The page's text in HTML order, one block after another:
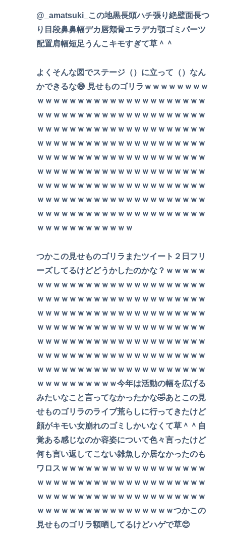
@_amatsuki_この地黒長頭ハチ張り絶壁面長つ
り目段鼻鼻幅デカ唇頬骨エラデカ顎ゴミパーツ
配置肩幅短足うんこキモすぎて草＾＾
よくそんな図でステージ（）に立って（）なん
かできるな😅 見せものゴリラｗｗｗｗｗｗｗｗ
ｗｗｗｗｗｗｗｗｗｗｗｗｗｗｗｗｗｗｗｗｗ
ｗｗｗｗｗｗｗｗｗｗｗｗｗｗｗｗｗｗｗｗｗ
ｗｗｗｗｗｗｗｗｗｗｗｗｗｗｗｗｗｗｗｗｗ
ｗｗｗｗｗｗｗｗｗｗｗｗｗｗｗｗｗｗｗｗｗ
ｗｗｗｗｗｗｗｗｗｗｗｗｗｗｗｗｗｗｗｗｗ
ｗｗｗｗｗｗｗｗｗｗｗｗｗｗｗｗｗｗｗｗｗ
ｗｗｗｗｗｗｗｗｗｗｗｗｗｗｗｗｗｗｗｗｗ
ｗｗｗｗｗｗｗｗｗｗｗｗｗｗｗｗｗｗｗｗｗ
ｗｗｗｗｗｗｗｗｗｗｗｗｗｗｗｗｗｗｗｗｗ
ｗｗｗｗｗｗｗｗｗｗｗｗ
つかこの見せものゴリラまたツイート２日フリ
ーズしてるけどどうかしたのかな？ｗｗｗｗｗ
ｗｗｗｗｗｗｗｗｗｗｗｗｗｗｗｗｗｗｗｗｗ
ｗｗｗｗｗｗｗｗｗｗｗｗｗｗｗｗｗｗｗｗｗ
ｗｗｗｗｗｗｗｗｗｗｗｗｗｗｗｗｗｗｗｗｗ
ｗｗｗｗｗｗｗｗｗｗｗｗｗｗｗｗｗｗｗｗｗ
ｗｗｗｗｗｗｗｗｗｗｗｗｗｗｗｗｗｗｗｗｗ
ｗｗｗｗｗｗｗｗｗｗｗｗｗｗｗｗｗｗｗｗｗ
ｗｗｗｗｗｗｗｗｗｗｗｗｗｗｗｗｗｗｗｗｗ
ｗｗｗｗｗｗｗｗｗｗ今年は活動の幅を広げる
みたいなこと言ってなかったかな🤣あとこの見
せものゴリラのライブ荒らしに行ってきたけど
顔がキモい女崩れのゴミしかいなくて草＾＾自
覚ある感じなのか容姿について色々言ったけど
何も言い返してこない雑魚しか居なかったのも
ワロスｗｗｗｗｗｗｗｗｗｗｗｗｗｗｗｗｗｗ
ｗｗｗｗｗｗｗｗｗｗｗｗｗｗｗｗｗｗｗｗｗ
ｗｗｗｗｗｗｗｗｗｗｗｗｗｗｗｗｗｗｗｗｗ
ｗｗｗｗｗｗｗｗｗｗｗｗｗｗｗｗｗつかこの
見せものゴリラ額晒してるけどハゲで草😊